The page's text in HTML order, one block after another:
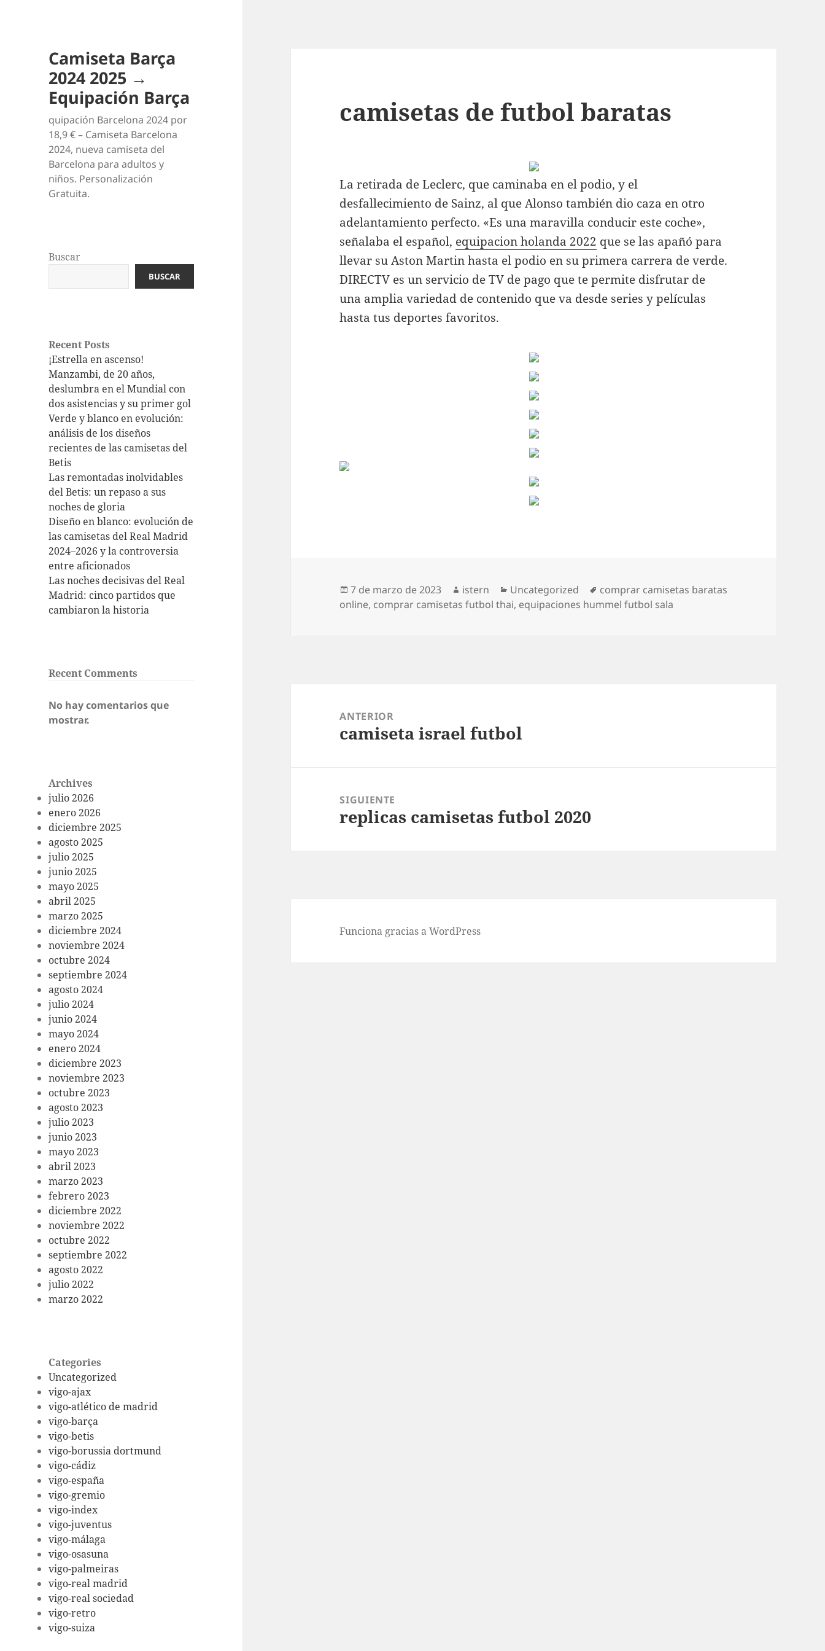
Camiseta Barça
2024 2025 →
Equipación Barça
quipación Barcelona 2024 por
18,9 € – Camiseta Barcelona
2024, nueva camiseta del
Barcelona para adultos y
niños. Personalización
Gratuita.
Buscar
BUSCAR
Recent Posts
¡Estrella en ascenso!
Manzambi, de 20 años,
deslumbra en el Mundial con
dos asistencias y su primer gol
Verde y blanco en evolución:
análisis de los diseños
recientes de las camisetas del
Betis
Las remontadas inolvidables
del Betis: un repaso a sus
noches de gloria
Diseño en blanco: evolución de
las camisetas del Real Madrid
2024–2026 y la controversia
entre aficionados
Las noches decisivas del Real
Madrid: cinco partidos que
cambiaron la historia
Recent Comments
No hay comentarios que
mostrar.
Archives
julio 2026
enero 2026
diciembre 2025
agosto 2025
julio 2025
junio 2025
mayo 2025
abril 2025
marzo 2025
diciembre 2024
noviembre 2024
octubre 2024
septiembre 2024
agosto 2024
julio 2024
junio 2024
mayo 2024
enero 2024
diciembre 2023
noviembre 2023
octubre 2023
agosto 2023
julio 2023
junio 2023
mayo 2023
abril 2023
marzo 2023
febrero 2023
diciembre 2022
noviembre 2022
octubre 2022
septiembre 2022
agosto 2022
julio 2022
marzo 2022
Categories
Uncategorized
vigo-ajax
vigo-atlético de madrid
vigo-barça
vigo-betis
vigo-borussia dortmund
vigo-cádiz
vigo-españa
vigo-gremio
vigo-index
vigo-juventus
vigo-málaga
vigo-osasuna
vigo-palmeiras
vigo-real madrid
vigo-real sociedad
vigo-retro
vigo-suiza
camisetas de futbol baratas
La retirada de Leclerc, que caminaba en el podio, y el
desfallecimiento de Sainz, al que Alonso también dio caza en otro
adelantamiento perfecto. «Es una maravilla conducir este coche»,
señalaba el español, equipacion holanda 2022 que se las apañó para
llevar su Aston Martin hasta el podio en su primera carrera de verde.
DIRECTV es un servicio de TV de pago que te permite disfrutar de
una amplia variedad de contenido que va desde series y películas
hasta tus deportes favoritos.
Publicado
el
7 de marzo de 2023 Autor
istern Categorías
Uncategorized Etiquetas
comprar camisetas baratas
online, comprar camisetas futbol thai, equipaciones hummel futbol sala
entradas
ANTERIOR
Entrada
camiseta israel futbol
SIGUIENTE
Entrada
replicas camisetas futbol 2020
Funciona gracias a WordPress